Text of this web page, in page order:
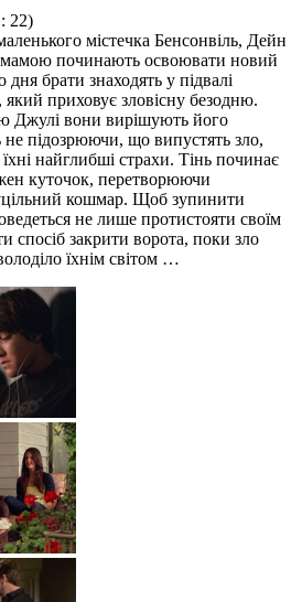
22)
містечка Бенсонвіль, Дейн
мамою починають освоювати новий
брати знаходять у підвалі
приховує зловісну безодню.
Джулі вони вирішують його
не підозрюючи, що випустять зло,
найглибші страхи. Тінь починає
куточок, перетворюючи
кошмар. Щоб зупинити
не лише протистояти своїм
спосіб закрити ворота, поки зло
їхнім світом …